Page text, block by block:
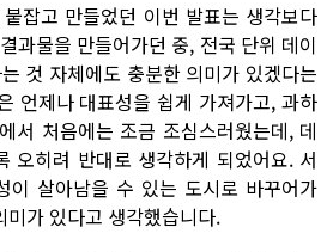
잡고 만들었던 이번 발표는 생각보다
과물을 만들어가던 중, 전국 단위 데이
것 자체에도 충분한 의미가 있겠다는
언제나 대표성을 쉽게 가져가고, 과하
서 처음에는 조금 조심스러웠는데, 데
오히려 반대로 생각하게 되었어요. 서
이 살아남을 수 있는 도시로 바꾸어가
가 있다고 생각했습니다.